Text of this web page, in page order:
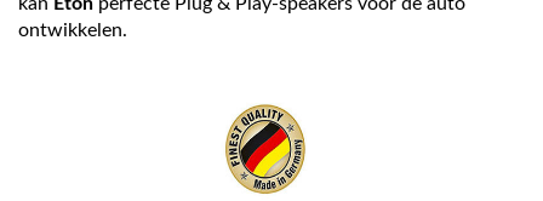
ontwikkelen.